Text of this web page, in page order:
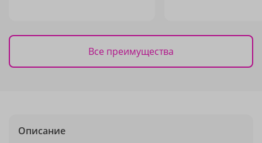
Все преимущества
Описание